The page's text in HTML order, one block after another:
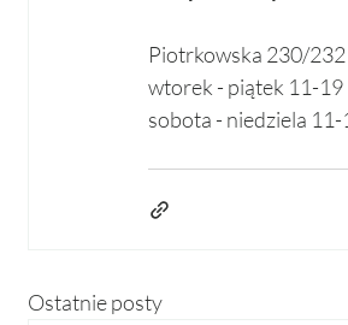
Piotrkowska 230/232
wtorek - piątek 11-19
sobota - niedziela
Ostatnie posty